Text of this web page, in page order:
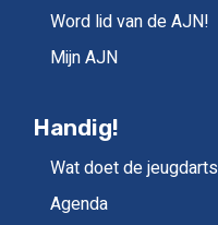
Word lid van de AJN!
Mijn AJN
Handig!
Wat doet de jeugdarts
Agenda